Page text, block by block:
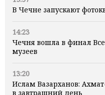
В Чечне запускают
14:23
Чечня вошла в финал
музеев
13:20
Ислам Вазарханов:
в завтрашний день